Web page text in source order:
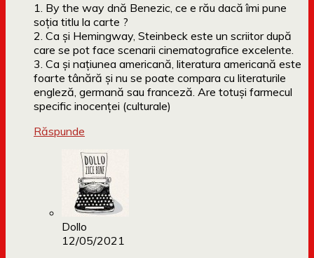
1. By the way dnă Benezic, ce e rău dacă îmi pune
soția titlu la carte ?
2. Ca și Hemingway, Steinbeck este un scriitor după
care se pot face scenarii cinematografice excelente.
3. Ca și națiunea americană, literatura americană este
foarte tânără și nu se poate compara cu literaturile
engleză, germană sau franceză. Are totuși farmecul
specific inocenței (culturale)
Răspunde
Dollo
12/05/2021